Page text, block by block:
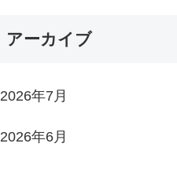
アーカイブ
2026年7月
2026年6月